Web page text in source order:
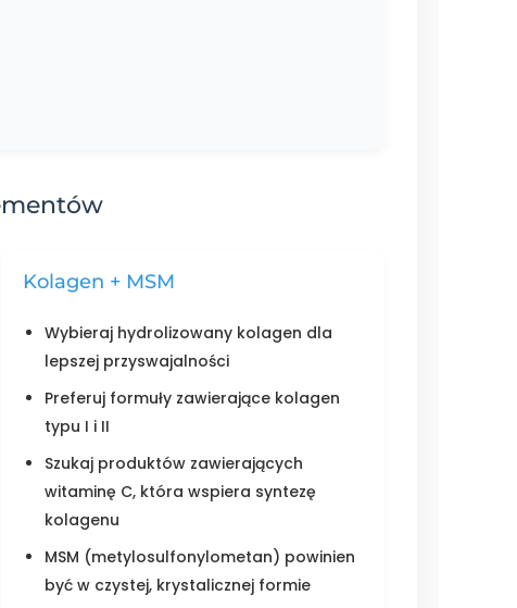
Kolagen + MSM
Wybieraj hydrolizowany kolagen dla
lepszej przyswajalności
Preferuj formuły zawierające kolagen
typu I i II
Szukaj produktów zawierających
witaminę C, która wspiera syntezę
kolagenu
MSM (metylosulfonylometan) powinien
być w czystej, krystalicznej formie